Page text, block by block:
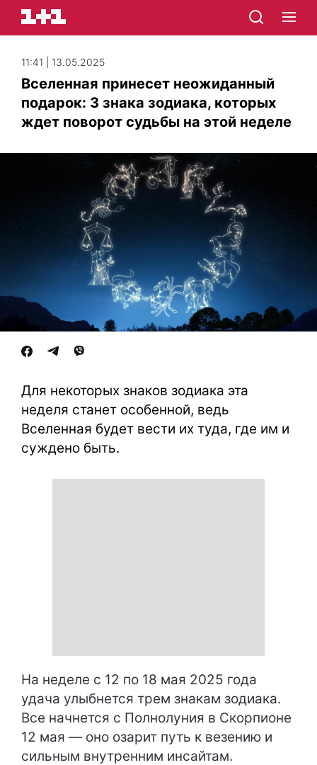
11:41 | 13.05.2025
Вселенная принесет неожиданный
подарок: 3 знака зодиака, которых
ждет поворот судьбы на этой неделе
Для некоторых знаков зодиака эта
неделя станет особенной, ведь
Вселенная будет вести их туда, где им и
суждено быть.
На неделе с 12 по 18 мая 2025 года
удача улыбнется трем знакам зодиака.
Все начнется с Полнолуния в Скорпионе
12 мая — оно озарит путь к везению и
сильным внутренним инсайтам.